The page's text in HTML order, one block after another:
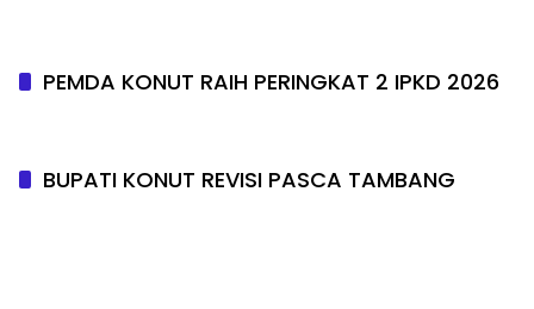
PEMDA KONUT RAIH PERINGKAT 2 IPKD 2026
BUPATI KONUT REVISI PASCA TAMBANG